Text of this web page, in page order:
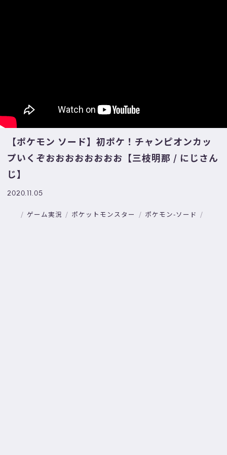
【ポケモン ソード】初ポケ！チャンピオンカッ
プいくぞおおおおおおおお【三枝明那 / にじさん
じ】
2020.11.05
ゲーム実況 ポケットモンスター ポケモン-ソード